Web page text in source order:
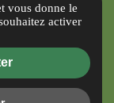
vous donne le
activer